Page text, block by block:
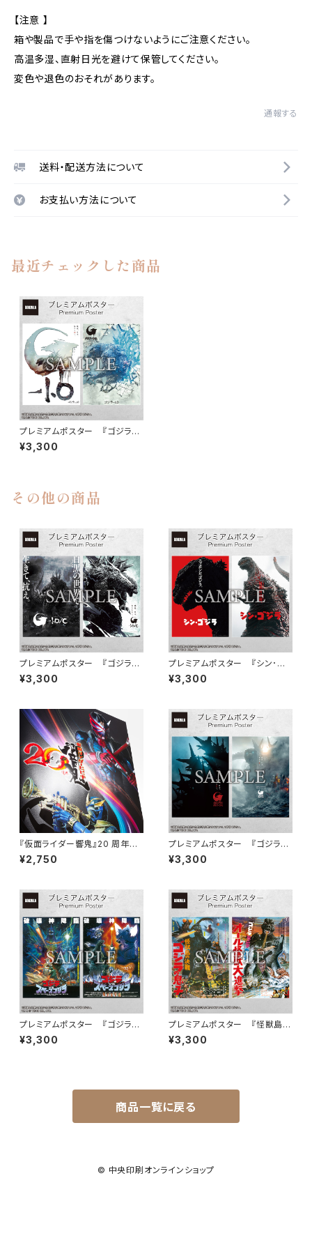
【注意 】
箱や製品で手や指を傷つけないようにご注意ください。
高温多湿、直射日光を避けて保管してください。
変色や退色のおそれがあります。
通報する
送料・配送方法について
お支払い方法について
最近チェックした商品
プレミアムポスター 『ゴジラ-1.
0』 A set
¥3,300
その他の商品
プレミアムポスター 『ゴジラ-1.
0』 B set
¥3,300
プレミアムポスター 『シン･ゴ
ジラ』set
¥3,300
『仮面ライダー響鬼』20 周年プ
レミアムポスター
¥2,750
プレミアムポスター 『ゴジラ-1.
0』 C set
¥3,300
プレミアムポスター 『ゴジラV
Sスペースゴジラ』set
¥3,300
プレミアムポスター 『怪獣島の
決戦 ゴジラの息子』『ゴジラ・ミ
ニラ・ガバラ オール怪獣大進撃』
¥3,300
商品一覧に戻る
© 中央印刷オンラインショップ